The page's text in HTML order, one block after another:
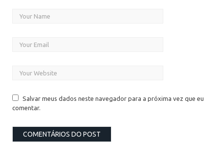
Salvar meus dados neste navegador para a próxima vez que eu
comentar.